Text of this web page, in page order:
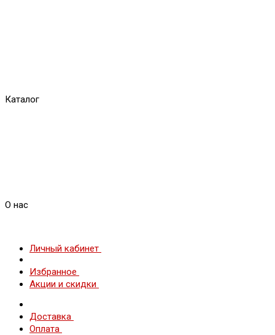
Каталог
О нас
Личный кабинет
Избранное
Акции и скидки
Доставка
Оплата